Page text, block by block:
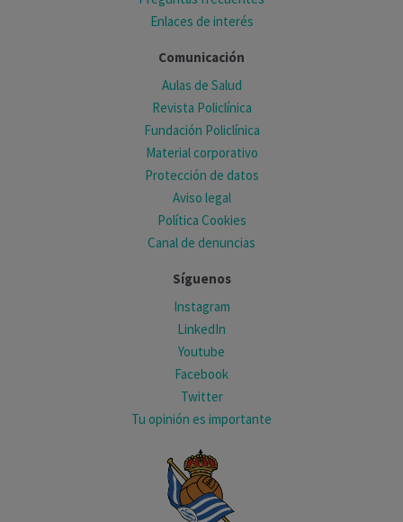
Enlaces de interés
Comunicación
Aulas de Salud
Revista Policlínica
Fundación Policlínica
Material corporativo
Protección de datos
Aviso legal
Política Cookies
Canal de denuncias
Síguenos
Instagram
LinkedIn
Youtube
Facebook
Twitter
Tu opinión es importante